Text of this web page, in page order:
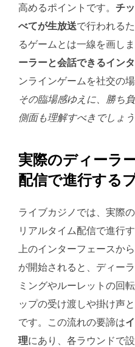
高めるポイントです。 チ
べてが生放送で行われる
るゲームとは一線を画しま
ーラーと会話できるイン
ンラインゲームを社交の
その臨場感ゆえに、勝ち
側面も理解すべきでしょう
実際のディーラ
配信で進行する
ライブカジノでは、実際
リアルタイム配信で進行
上のインターフェースか
が開始されると、ディー
ミングやルーレットの回
ップの受け渡しや掛け声
です。この流れの要諦は
理にあり、各ラウンドで